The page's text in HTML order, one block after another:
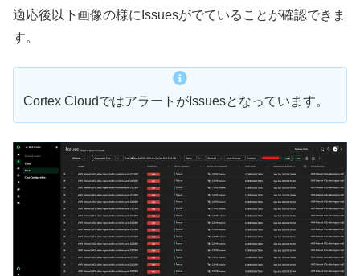
適応後以下画像の様にIssuesがでていることが確認できま
す。
Cortex CloudではアラートがIssuesとなっています。